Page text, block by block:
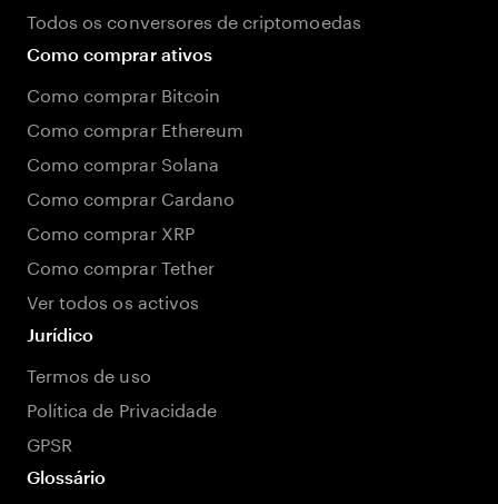
Todos os conversores de criptomoedas
Como comprar ativos
Como comprar Bitcoin
Como comprar Ethereum
Como comprar Solana
Como comprar Cardano
Como comprar XRP
Como comprar Tether
Ver todos os activos
Jurídico
Termos de uso
Política de Privacidade
GPSR
Glossário